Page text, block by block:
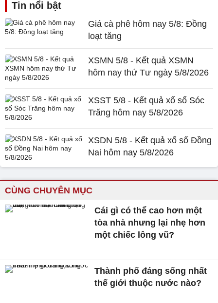
Tin nổi bật
Giá cà phê hôm nay 5/8: Đồng
loạt tăng
XSMN 5/8 - Kết quả XSMN
hôm nay thứ Tư ngày 5/8/2026
XSST 5/8 - Kết quả xổ số Sóc
Trăng hôm nay 5/8/2026
XSDN 5/8 - Kết quả xổ số Đồng
Nai hôm nay 5/8/2026
CÙNG CHUYÊN MỤC
Cái gì có thể cao hơn một
tòa nhà nhưng lại nhẹ hơn
một chiếc lông vũ?
Thành phố đáng sống nhất
thế giới thuộc nước nào?